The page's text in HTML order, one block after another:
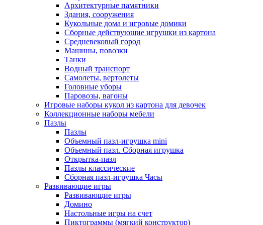
Архитектурные памятники
Здания, сооружения
Кукольные дома и игровые домики
Сборные действующие игрушки из картона
Средневековый город
Машины, повозки
Танки
Водный транспорт
Самолеты, вертолеты
Головные уборы
Паровозы, вагоны
Игровые наборы кукол из картона для девочек
Коллекционные наборы мебели
Пазлы
Пазлы
Объемный пазл-игрушка mini
Объемный пазл. Сборная игрушка
Открытка-пазл
Пазлы классические
Сборная пазл-игрушка Часы
Развивающие игры
Развивающие игры
Домино
Настольные игры на счет
Пиктограммы (мягкий конструктор)